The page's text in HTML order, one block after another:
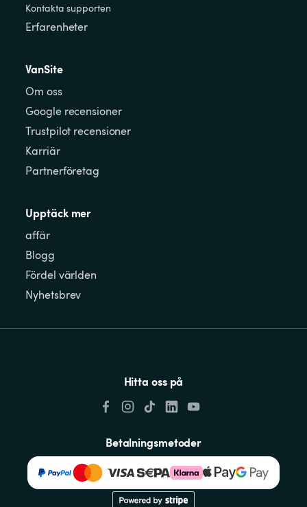
Kontakta supporten
Erfarenheter
VanSite
Om oss
Google recensioner
Trustpilot recensioner
Karriär
Partnerföretag
Upptäck mer
affär
Blogg
Fördel världen
Nyhetsbrev
Hitta oss på
Betalningsmetoder